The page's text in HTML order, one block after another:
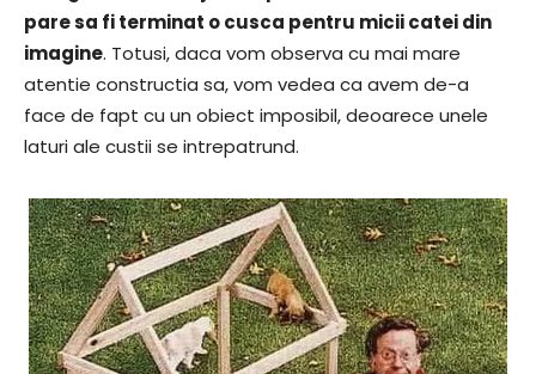
pare sa fi terminat o cusca pentru micii catei din
imagine. Totusi, daca vom observa cu mai mare
atentie constructia sa, vom vedea ca avem de-a
face de fapt cu un obiect imposibil, deoarece unele
laturi ale custii se intrepatrund.